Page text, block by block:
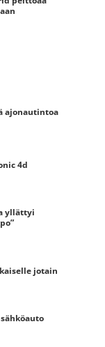
ajonautintoa
4d
yllättyi
jotain